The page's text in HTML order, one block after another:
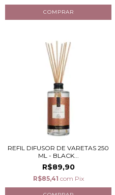
REFIL DIFUSOR DE VARETAS 250
ML - BLACK...
R$89,90
R$85,41 com Pix